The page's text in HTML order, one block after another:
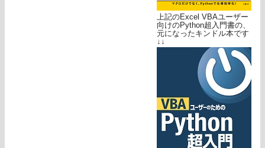
上記のExcel VBAユーザー
向けのPython超入門書の、
元になったキンドル本です
↓↓